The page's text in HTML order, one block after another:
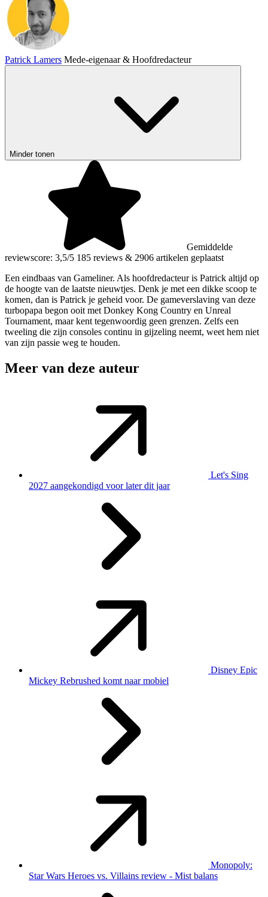
Patrick Lamers Mede-eigenaar & Hoofdredacteur
Minder tonen
Gemiddelde
reviewscore: 3,5/5 185 reviews & 2906 artikelen geplaatst
Een eindbaas van Gameliner. Als hoofdredacteur is Patrick altijd op
de hoogte van de laatste nieuwtjes. Denk je met een dikke scoop te
komen, dan is Patrick je geheid voor. De gameverslaving van deze
turbopapa begon ooit met Donkey Kong Country en Unreal
Tournament, maar kent tegenwoordig geen grenzen. Zelfs een
tweeling die zijn consoles continu in gijzeling neemt, weet hem niet
van zijn passie weg te houden.
Meer van deze auteur
Let's Sing
2027 aangekondigd voor later dit jaar
Disney Epic
Mickey Rebrushed komt naar mobiel
Monopoly:
Star Wars Heroes vs. Villains review - Mist balans